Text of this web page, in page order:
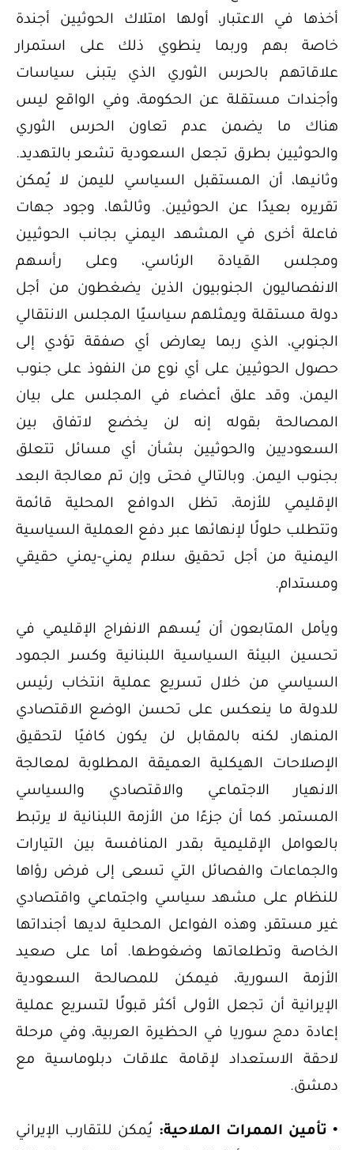
أخذها في الاعتبار، أولها امتلاك الحوثيين أجندة
خاصة بهم وربما ينطوي ذلك على استمرار
علاقاتهم بالحرس الثوري الذي يتبنى سياسات
وأجندات مستقلة عن الحكومة، وفي الواقع ليس
هناك ما يضمن عدم تعاون الحرس الثوري
والحوثيين بطرق تجعل السعودية تشعر بالتهديد.
وثانيها، أن المستقبل السياسي لليمن لا يُمكن
تقريره بعيدًا عن الحوثيين. وثالثها، وجود جهات
فاعلة أخرى في المشهد اليمني بجانب الحوثيين
ومجلس القيادة الرئاسي، وعلى رأسهم
الانفصاليون الجنوبيون الذين يضغطون من أجل
دولة مستقلة ويمثلهم سياسيًا المجلس الانتقالي
الجنوبي، الذي ربما يعارض أي صفقة تؤدي إلى
حصول الحوثيين على أي نوع من النفوذ على جنوب
اليمن، وقد علق أعضاء في المجلس على بيان
المصالحة بقوله إنه لن يخضع لاتفاق بين
السعوديين والحوثيين بشأن أي مسائل تتعلق
بجنوب اليمن. وبالتالي فحتى وإن تم معالجة البعد
الإقليمي للأزمة، تظل الدوافع المحلية قائمة
وتتطلب حلولًا لإنهائها عبر دفع العملية السياسية
اليمنية من أجل تحقيق سلام يمني-يمني حقيقي
ومستدام.
ويأمل المتابعون أن يُسهم الانفراج الإقليمي في
تحسين البيئة السياسية اللبنانية وكسر الجمود
السياسي من خلال تسريع عملية انتخاب رئيس
للدولة ما ينعكس على تحسن الوضع الاقتصادي
المنهار، لكنه بالمقابل لن يكون كافيًا لتحقيق
الإصلاحات الهيكلية العميقة المطلوبة لمعالجة
الانهيار الاجتماعي والاقتصادي والسياسي
المستمر. كما أن جزءًا من الأزمة اللبنانية لا يرتبط
بالعوامل الإقليمية بقدر المنافسة بين التيارات
والجماعات والفصائل التي تسعى إلى فرض رؤاها
للنظام على مشهد سياسي واجتماعي واقتصادي
غير مستقر، وهذه الفواعل المحلية لديها أجنداتها
الخاصة وتطلعاتها وضغوطها. أما على صعيد
الأزمة السورية، فيمكن للمصالحة السعودية
الإيرانية أن تجعل الأولى أكثر قبولًا لتسريع عملية
إعادة دمج سوريا في الحظيرة العربية، وفي مرحلة
لاحقة الاستعداد لإقامة علاقات دبلوماسية مع
دمشق.
• تأمين الممرات الملاحية:يُمكن للتقارب الإيراني